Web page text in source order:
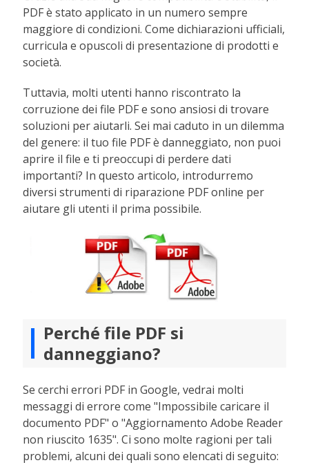
PDF è stato applicato in un numero sempre
maggiore di condizioni. Come dichiarazioni ufficiali,
curricula e opuscoli di presentazione di prodotti e
società.
Tuttavia, molti utenti hanno riscontrato la
corruzione dei file PDF e sono ansiosi di trovare
soluzioni per aiutarli. Sei mai caduto in un dilemma
del genere: il tuo file PDF è danneggiato, non puoi
aprire il file e ti preoccupi di perdere dati
importanti? In questo articolo, introdurremo
diversi strumenti di riparazione PDF online per
aiutare gli utenti il prima possibile.
Perché file PDF si
danneggiano?
Se cerchi errori PDF in Google, vedrai molti
messaggi di errore come "Impossibile caricare il
documento PDF" o "Aggiornamento Adobe Reader
non riuscito 1635". Ci sono molte ragioni per tali
problemi, alcuni dei quali sono elencati di seguito: